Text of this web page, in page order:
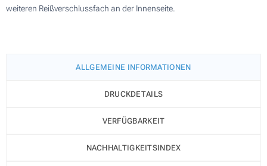
weiteren Reißverschlussfach an der Innenseite.
ALLGEMEINE INFORMATIONEN
DRUCKDETAILS
VERFÜGBARKEIT
NACHHALTIGKEITSINDEX